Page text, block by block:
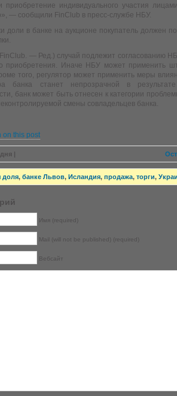
приобретение индивидуального участия
— сообщили FinClub в пресс-службе НБУ.
доли в банке на аукционе покупатель должен
— Ред.) случай подлежит согласованию
приобретения. Иначе НБУ может применить
того, регулятор может применить меры
банка станет непрозрачной в результате
банк может быть отнесен к категории
смены совладельцев банка.
on this post
|
доля, банке Львов, Исландия, продажа, торги,
Имя (required)
Mail (will not be published) (required)
Вебсайт